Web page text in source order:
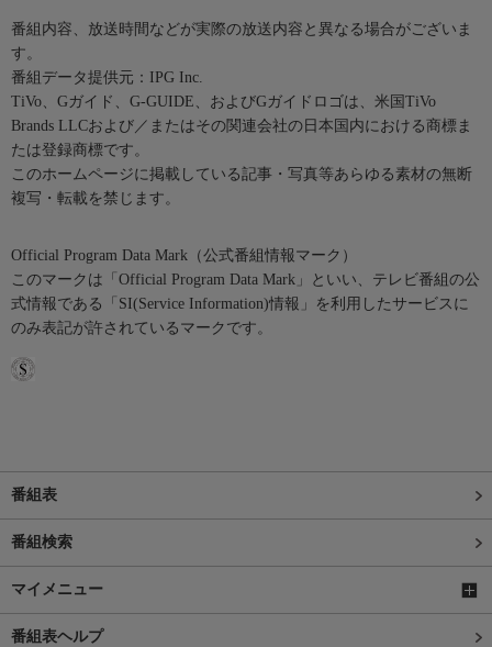
番組内容、放送時間などが実際の放送内容と異なる場合がございま
す。
番組データ提供元：IPG Inc.
TiVo、Gガイド、G-GUIDE、およびGガイドロゴは、米国TiVo
Brands LLCおよび／またはその関連会社の日本国内における商標ま
たは登録商標です。
このホームページに掲載している記事・写真等あらゆる素材の無断
複写・転載を禁じます。
Official Program Data Mark（公式番組情報マーク）
このマークは「Official Program Data Mark」といい、テレビ番組の公
式情報である「SI(Service Information)情報」を利用したサービスに
のみ表記が許されているマークです。
番組表
番組検索
マイメニュー
番組表ヘルプ